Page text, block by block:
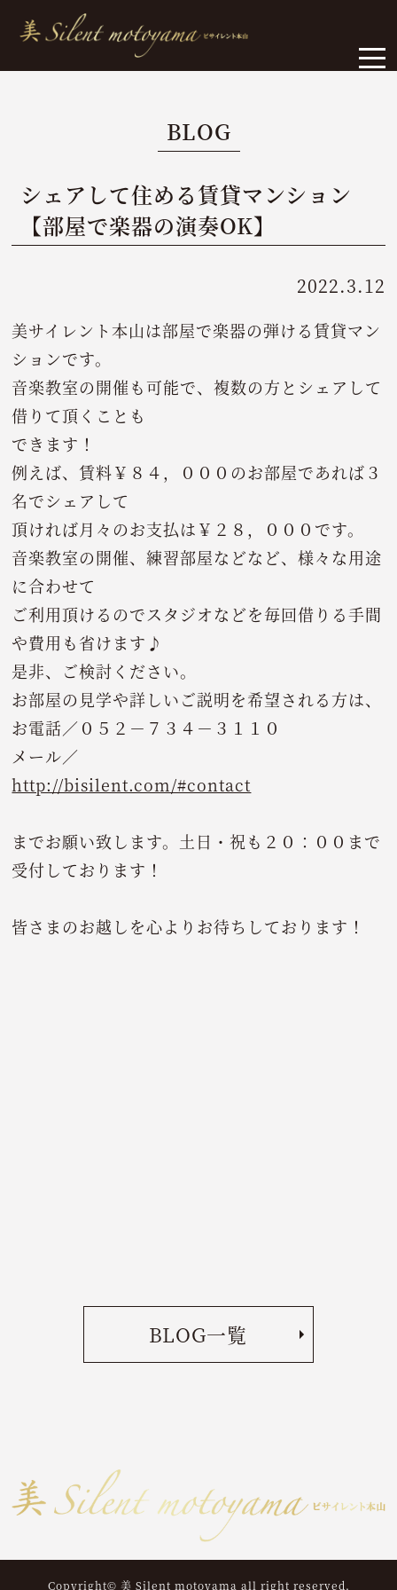
BLOG
シェアして住める賃貸マンション
【部屋で楽器の演奏OK】
2022.3.12
美サイレント本山は部屋で楽器の弾ける賃貸マン
ションです。
音楽教室の開催も可能で、複数の方とシェアして
借りて頂くことも
できます！
例えば、賃料￥８４，０００のお部屋であれば３
名でシェアして
頂ければ月々のお支払は￥２８，０００です。
音楽教室の開催、練習部屋などなど、様々な用途
に合わせて
ご利用頂けるのでスタジオなどを毎回借りる手間
や費用も省けます♪
是非、ご検討ください。
お部屋の見学や詳しいご説明を希望される方は、
お電話／０５２－７３４－３１１０
メール／
http://bisilent.com/#contact
までお願い致します。土日・祝も２０：００まで
受付しております！
皆さまのお越しを心よりお待ちしております！
BLOG一覧
Copyright© 美 Silent motoyama all right reserved.